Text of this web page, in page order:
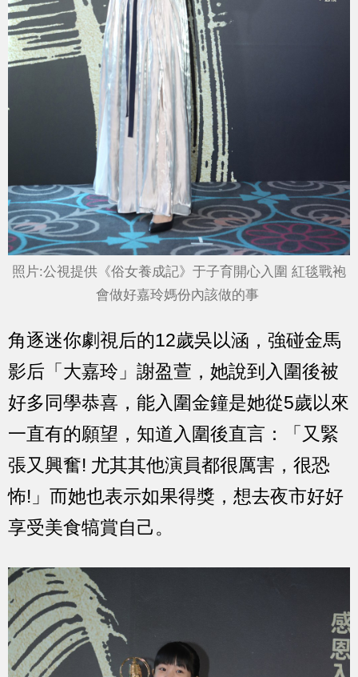
照片:公視提供《俗女養成記》于子育開心入圍 紅毯戰袍
會做好嘉玲媽份內該做的事
角逐迷你劇視后的12歲吳以涵，強碰金馬
影后「大嘉玲」謝盈萱，她說到入圍後被
好多同學恭喜，能入圍金鐘是她從5歲以來
一直有的願望，知道入圍後直言：「又緊
張又興奮! 尤其其他演員都很厲害，很恐
怖!」而她也表示如果得獎，想去夜市好好
享受美食犒賞自己。